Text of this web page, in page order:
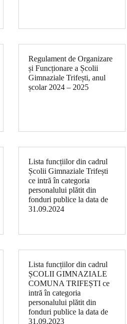
Regulament de Organizare
și Funcționare a Școlii
Gimnaziale Trifești, anul
școlar 2024 – 2025
Lista funcțiilor din cadrul
Școlii Gimnaziale Trifești
ce intră în categoria
personalului plătit din
fonduri publice la data de
31.09.2024
Lista funcțiilor din cadrul
ȘCOLII GIMNAZIALE
COMUNA TRIFEȘTI ce
intră în categoria
personalului plătit din
fonduri publice la data de
31.09.2023